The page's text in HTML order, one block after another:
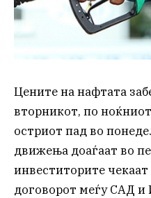
Цените на нафтата
вторникот, по
остриот пад во
движења доаѓаат во
инвеститорите
договорот меѓу САД и